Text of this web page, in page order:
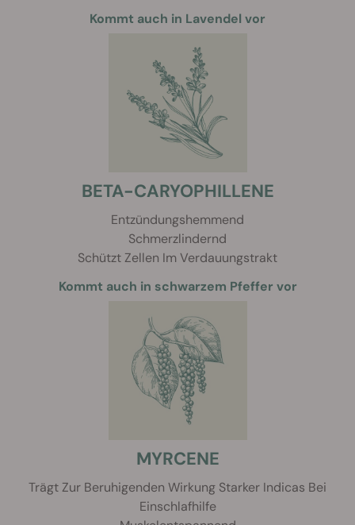
Kommt auch in Lavendel vor
BETA-CARYOPHILLENE
Entzündungshemmend
Schmerzlindernd
Schützt Zellen Im Verdauungstrakt
Kommt auch in schwarzem Pfeffer vor
MYRCENE
Trägt Zur Beruhigenden Wirkung Starker Indicas Bei
Einschlafhilfe